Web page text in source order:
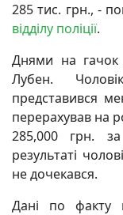
285 тис. грн., -
відділу поліції.
Днями на
Лубен.
представився
перерахував на
285,000 грн.
результаті
не дочекався.
Дані по факту